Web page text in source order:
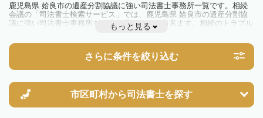
鹿児島県 姶良市の遺産分割協議に強い司法書士事務所一覧です。相続
会議の「司法書士検索サービス」では、鹿児島県 姶良市の遺産分割協
議に強い司法書士事務所を一覧で見ることが出来ます。相続のトラブル
やお悩みを抱えている方は一度近隣の司法書士に相談してみましょう。
もっと見る
さらに条件を絞り込む
市区町村から司法書士を探す